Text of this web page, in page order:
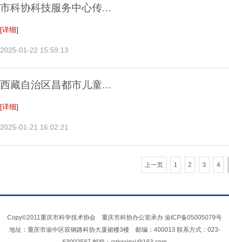
市科协科技服务中心传...
[详细]
2025-01-22 15:59:13
西藏自治区昌都市儿童...
[详细]
2025-01-21 16:02:21
上一页 1 2 3 4
Copy©2011重庆市科学技术协会 重庆市科协办公室承办 渝ICP备05005079号
地址：重庆市渝中区双钢路科协大厦裙楼3楼 邮编：400013 联系方式：023-